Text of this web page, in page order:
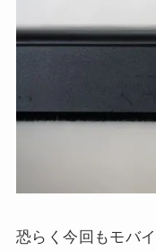
恐らく今回もモバ